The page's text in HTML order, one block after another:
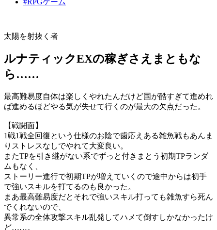
太陽を射抜く者
ルナティックEXの稼ぎさえまともな
ら……
最高難易度自体は楽しくやれたんだけど国が酷すぎて進めれ
ば進めるほどやる気が失せて行くのが最大の欠点だった。
【戦闘面】
1戦1戦全回復という仕様のお陰で歯応えある雑魚戦もあんま
りストレスなしでやれて大変良い。
またTPを引き継がない系でずっと付きまとう初期TPランダ
ムもなく、
ストーリー進行で初期TPが増えていくので途中からは初手
で強いスキルを打てるのも良かった。
まあ最高難易度だとそれで強いスキル打っても雑魚すら死ん
でくれないので、
異常系の全体攻撃スキル乱発してハメて倒すしかなかったけ
ど……。